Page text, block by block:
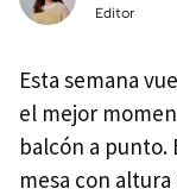
Editor
Esta semana
el mejor
balcón a punto.
mesa con